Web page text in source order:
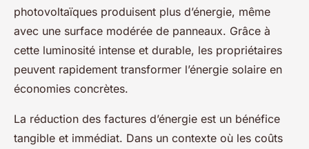
photovoltaïques produisent plus d’énergie, même
avec une surface modérée de panneaux. Grâce à
cette luminosité intense et durable, les propriétaires
peuvent rapidement transformer l’énergie solaire en
économies concrètes.
La réduction des factures d’énergie est un bénéfice
tangible et immédiat. Dans un contexte où les coûts